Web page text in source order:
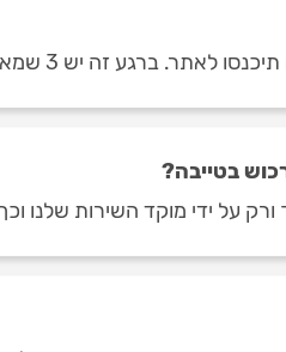
זה יש 3 שמאי רכוש בטייבה.
בטייבה?
על ידי מוקד השירות שלנו